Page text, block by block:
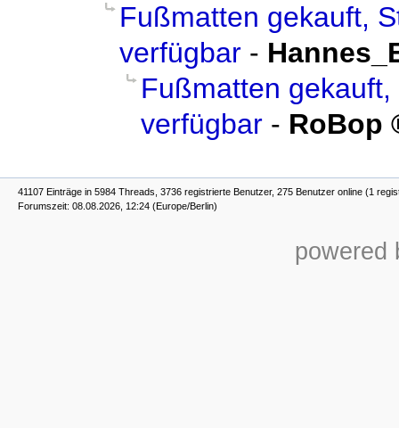
Fußmatten gekauft,
verfügbar -
Fußmatten
verfügbar - RoBop
41107 Einträge in 5984 Threads, 3736 registrierte Benutzer, 275 Benutzer online (1
Forumszeit: 08.08.2026, 12:24 (Europe/Berlin)
powered